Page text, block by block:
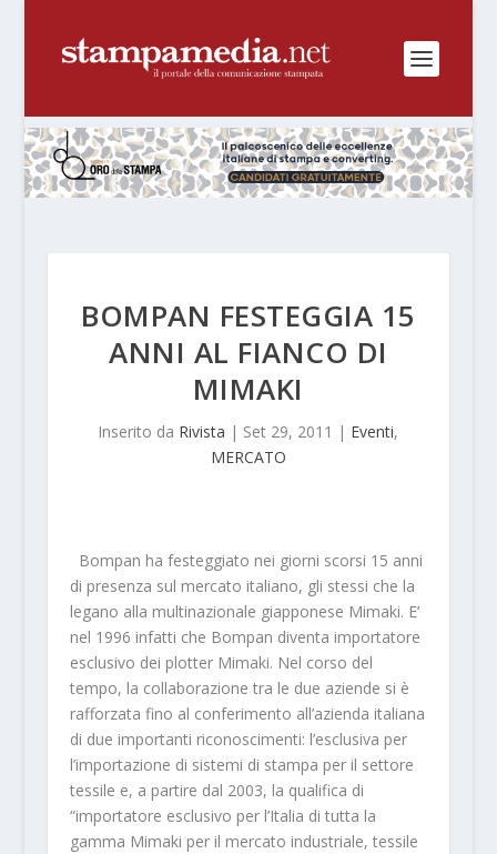
BOMPAN FESTEGGIA 15
ANNI AL FIANCO DI
MIMAKI
Inserito da Rivista | Set 29, 2011 | Eventi,
MERCATO
Bompan ha festeggiato nei giorni scorsi 15 anni
di presenza sul mercato italiano, gli stessi che la
legano alla multinazionale giapponese Mimaki. E’
nel 1996 infatti che Bompan diventa importatore
esclusivo dei plotter Mimaki. Nel corso del
tempo, la collaborazione tra le due aziende si è
rafforzata fino al conferimento all’azienda italiana
di due importanti riconoscimenti: l’esclusiva per
l’importazione di sistemi di stampa per il settore
tessile e, a partire dal 2003, la qualifica di
“importatore esclusivo per l’Italia di tutta la
gamma Mimaki per il mercato industriale, tessile